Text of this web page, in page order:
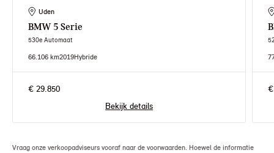
Uden
BMW 5 Serie
530e Automaat
66.106 km2019Hybride
€ 29.850
Bekijk details
Vraag onze verkoopadviseurs vooraf naar de voorwaarden. Hoewel de informatie